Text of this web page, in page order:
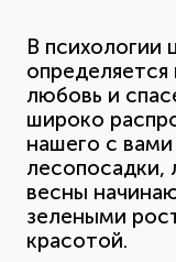
В психологии
определяется
любовь и
широко
нашего с
лесопосадки,
весны
зелеными
красотой.